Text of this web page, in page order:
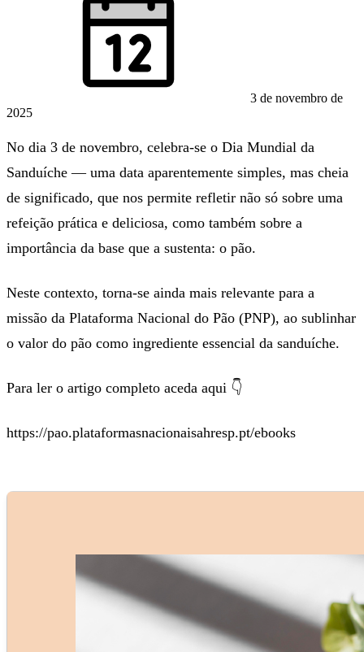
3 de novembro de
2025
No dia 3 de novembro, celebra-se o Dia Mundial da
Sanduíche — uma data aparentemente simples, mas cheia
de significado, que nos permite refletir não só sobre uma
refeição prática e deliciosa, como também sobre a
importância da base que a sustenta: o pão.
Neste contexto, torna-se ainda mais relevante para a
missão da Plataforma Nacional do Pão (PNP), ao sublinhar
o valor do pão como ingrediente essencial da sanduíche.
Para ler o artigo completo aceda aqui 👇
https://pao.plataformasnacionaisahresp.pt/ebooks